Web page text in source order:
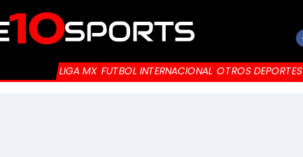
LIGA MX FUTBOL INTERNACIONAL OTROS DEPORTES